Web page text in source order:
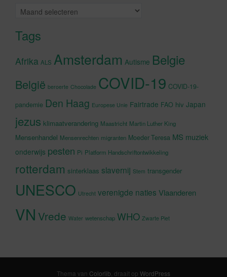
Archieven
Tags
Afrika ALS Amsterdam Autisme Belgie
België beroerte Chocolade COVID-19 COVID-19-
pandemie Den Haag Europese Unie Fairtrade FAO hiv Japan
jezus klimaatverandering Maastricht Martin Luther King
Mensenhandel Mensenrechten migranten Moeder Teresa MS muziek
onderwijs pesten Pi Platform Handschriftontwikkeling
rotterdam sinterklaas slavernij Stem transgender
UNESCO Utrecht verenigde naties Vlaanderen
VN Vrede Water wetenschap WHO Zwarte Piet
Thema van Colorlib , draait op WordPress